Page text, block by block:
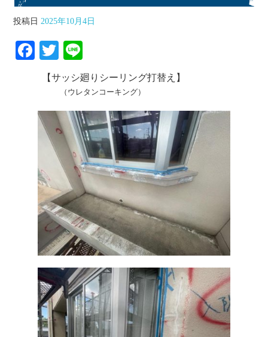
投稿日 2025年10月4日
Fa
ce
bo
ok
T
wi
tte
r
ne
【サッシ廻りシーリング打替え】
（ウレタンコーキング）